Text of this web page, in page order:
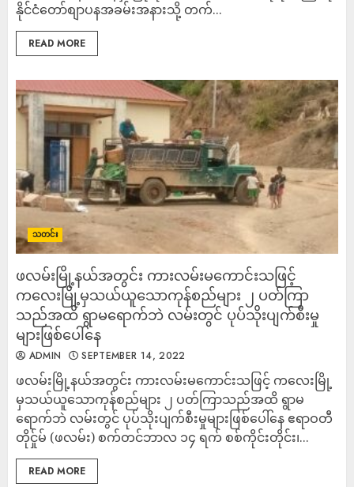
နိုင်ငံတော်စျာပနအခမ်းအနားသို့ တက်...
READ MORE
သတင်း
ဖလမ်းမြို့နယ်အတွင်း ကားလမ်းမကောင်းသဖြင့်
ကလေးမြို့မှသယ်ယူသောကုန်စည်များ ၂ ပတ်ကြာ
သည်အထိ ရွာမရောက်ဘဲ လမ်းတွင် ပုပ်သိုးပျက်စီးမှု
များဖြစ်ပေါ်နေ
ADMIN SEPTEMBER 14, 2022
ဖလမ်းမြို့နယ်အတွင်း ကားလမ်းမကောင်းသဖြင့် ကလေးမြို့
မှသယ်ယူသောကုန်စည်များ ၂ ပတ်ကြာသည်အထိ ရွာမ
ရောက်ဘဲ လမ်းတွင် ပုပ်သိုးပျက်စီးမှုများဖြစ်ပေါ်နေ ဧရာဝတီ
တိုင်ှုမ် (ဖလမ်း) စက်တင်ဘာလ ၁၄ ရက် စစ်ကိုင်းတိုင်း၊...
READ MORE